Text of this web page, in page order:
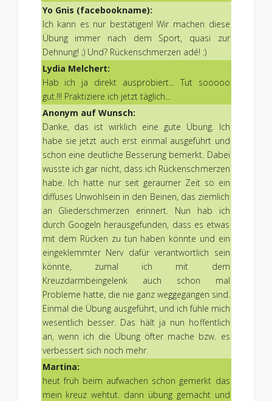
Yo Gnis (facebookname):
Ich kann es nur bestätigen! Wir machen diese
Übung immer nach dem Sport, quasi zur
Dehnung! ;) Und? Rückenschmerzen adé! :)
Lydia Melchert:
Hab ich ja direkt ausprobiert... Tut sooooo
gut.!!! Praktiziere ich jetzt täglich...
Anonym auf Wunsch:
Danke, das ist wirklich eine gute Übung. Ich
habe sie jetzt auch erst einmal ausgeführt und
schon eine deutliche Besserung bemerkt. Dabei
wusste ich gar nicht, dass ich Rückenschmerzen
habe. Ich hatte nur seit geraumer Zeit so ein
diffuses Unwohlsein in den Beinen, das ziemlich
an Gliederschmerzen erinnert. Nun hab ich
durch Googeln herausgefunden, dass es etwas
mit dem Rücken zu tun haben könnte und ein
eingeklemmter Nerv dafür verantwortlich sein
könnte, zumal ich mit dem
Kreuzdarmbeingelenk auch schon mal
Probleme hatte, die nie ganz weggegangen sind.
Einmal die Übung ausgeführt, und ich fühle mich
wesentlich besser. Das hält ja nun hoffentlich
an, wenn ich die Übung öfter mache bzw. es
verbessert sich noch mehr.
Martina:
heut früh beim aufwachen schon gemerkt das
mein kreuz wehtut. dann übung gemacht und